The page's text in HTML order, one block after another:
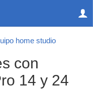
home studio
con
14 y 24